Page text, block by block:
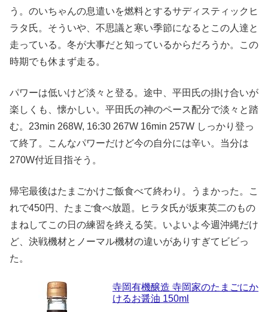
う。のいちゃんの息遣いを燃料とするサディスティックヒ
ラタ氏。そういや、不思議と寒い季節になるとこの人達と
走っている。冬が大事だと知っているからだろうか。この
時期でも休まず走る。
パワーは低いけど淡々と登る。途中、平田氏の掛け合いが
楽しくも、懐かしい。平田氏の神のペース配分で淡々と踏
む。23min 268W, 16:30 267W 16min 257W しっかり登っ
て終了。こんなパワーだけど今の自分には辛い。当分は
270W付近目指そう。
帰宅最後はたまごかけご飯食べて終わり。うまかった。こ
れで450円、たまご食べ放題。ヒラタ氏が坂東英二のもの
まねしてこの日の練習を終える笑。いよいよ今週沖縄だけ
ど、決戦機材とノーマル機材の違いがありすぎてビビっ
た。
寺岡有機醸造 寺岡家のたまごにか
けるお醤油 150ml